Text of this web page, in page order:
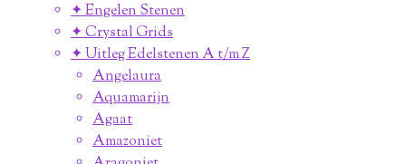
✦ Engelen Stenen
✦ Crystal Grids
✦ Uitleg Edelstenen A t/m Z
Angelaura
Aquamarijn
Agaat
Amazoniet